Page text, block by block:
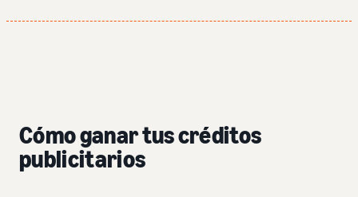
Cómo ganar tus créditos
publicitarios